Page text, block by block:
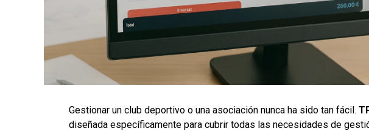
Gestionar un club deportivo o una asociación nunca ha sido tan fácil.
diseñada específicamente para cubrir todas las necesidades de